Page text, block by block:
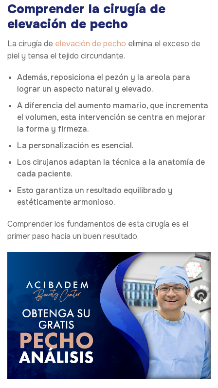
Comprender la cirugía de
elevación de pecho
La cirugía de elevación de pecho elimina el exceso de
piel y tensa el tejido circundante.
Además, reposiciona el pezón y la areola para
lograr un aspecto natural y elevado.
A diferencia del aumento mamario, que incrementa
el volumen, esta intervención se centra en mejorar
la forma y firmeza.
La personalización es esencial.
Los cirujanos adaptan la técnica a la anatomía de
cada paciente.
Esto garantiza un resultado equilibrado y
estéticamente armonioso.
Comprender los fundamentos de esta cirugía es el
primer paso hacia un buen resultado.